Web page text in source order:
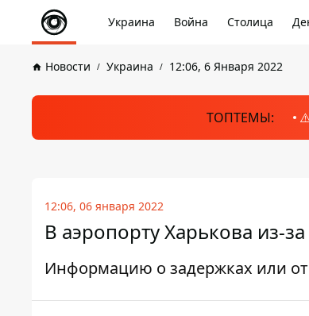
Украина Война Столица
Новости Украина 12:06, 6 Января 2022
ТОПТЕМЫ:
12:06, 06 января 2022
В аэропорту Харькова из-
Информацию о задержках или